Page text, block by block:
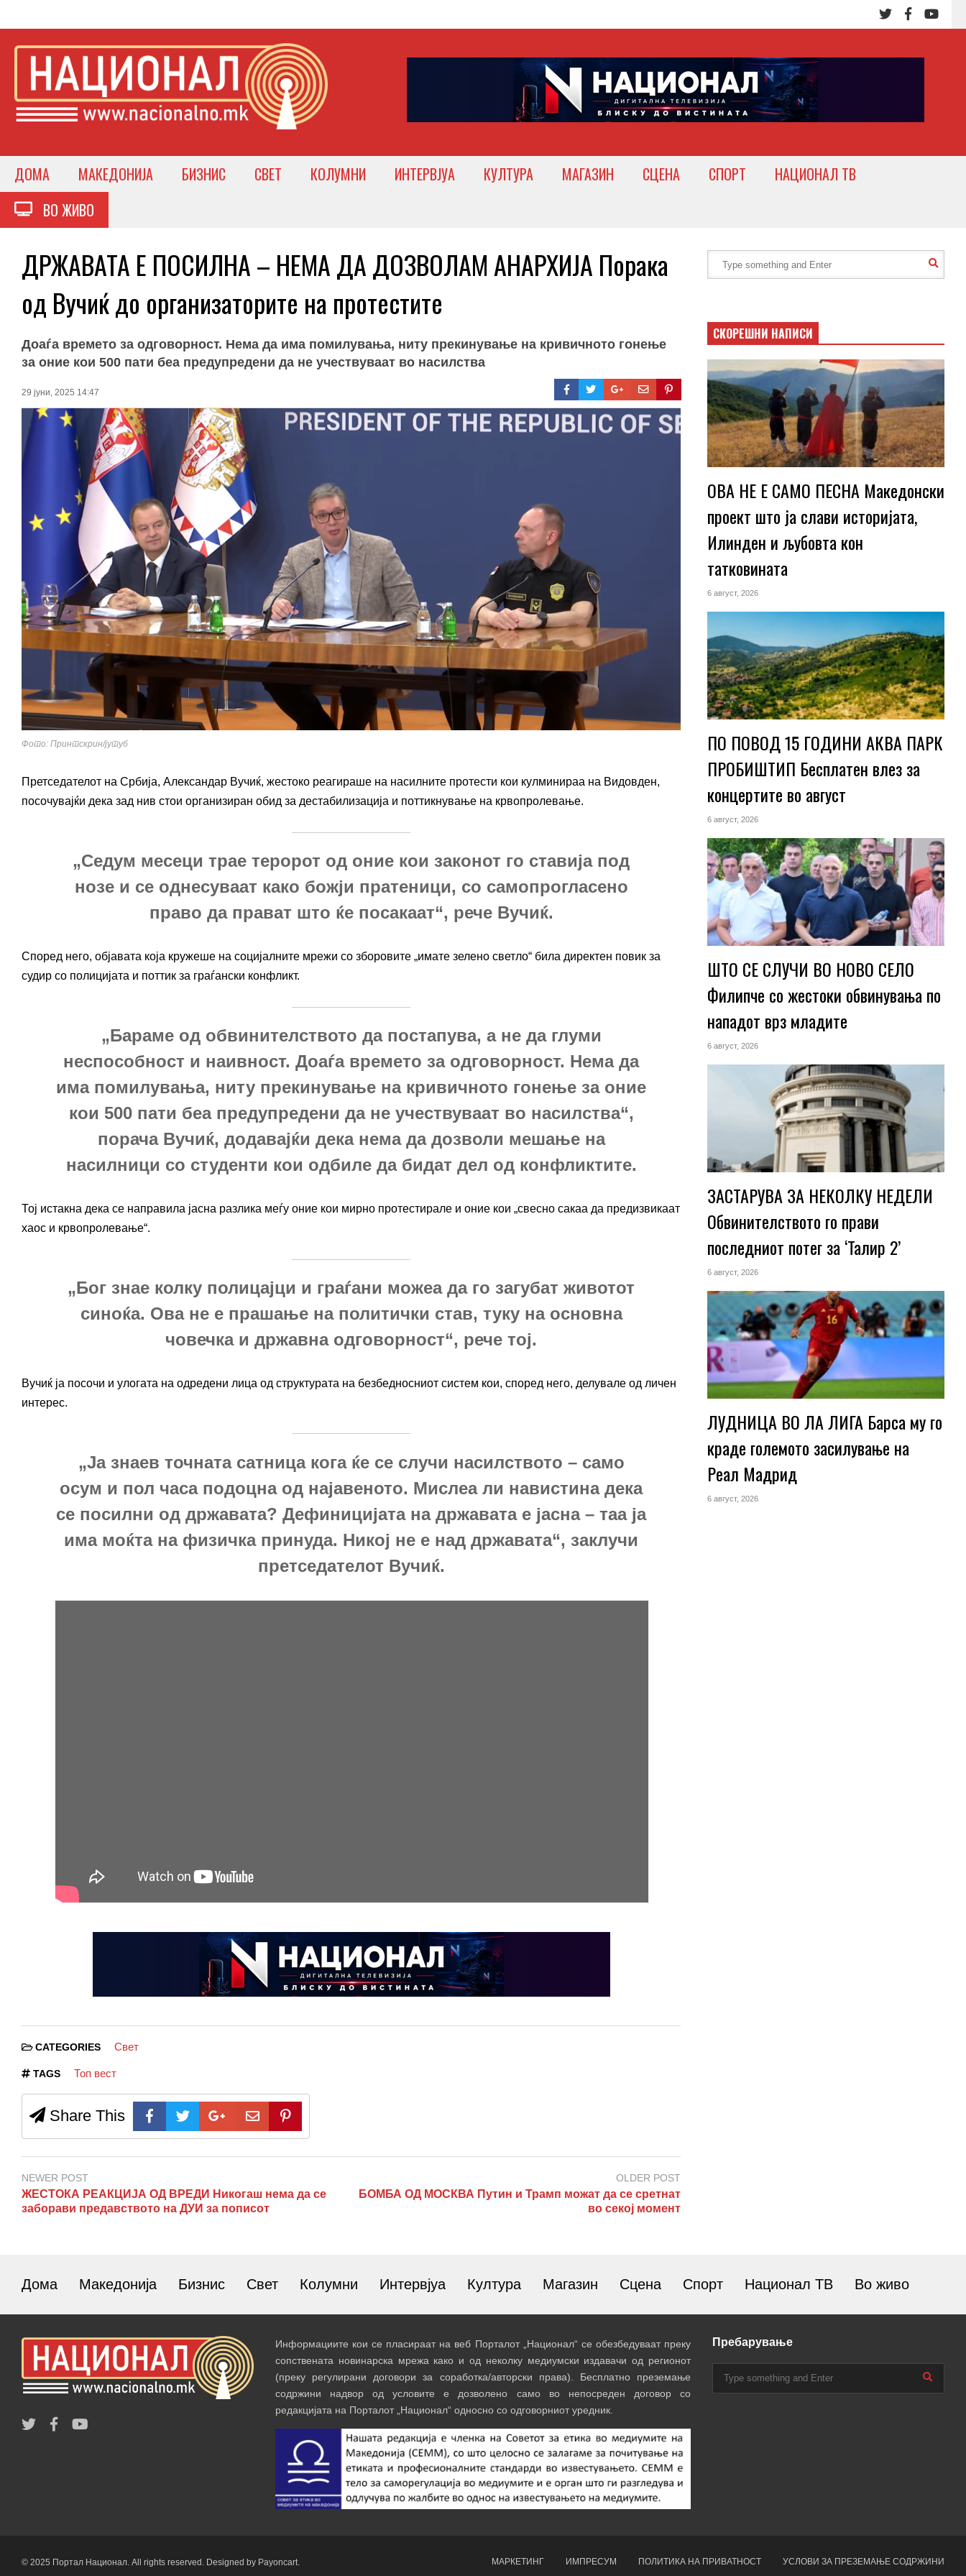
ДОМА МАКЕДОНИЈА БИЗНИС СВЕТ КОЛУМНИ ИНТЕРВЈУА КУЛТУРА МАГАЗИН СЦЕНА СПОРТ
НАЦИОНАЛ ТВ
ВО ЖИВО
ДРЖАВАТА Е ПОСИЛНА – НЕМА ДА ДОЗВОЛАМ АНАРХИЈА Порака
од Вучиќ до организаторите на протестите
Доаѓа времето за одговорност. Нема да има помилувања, ниту прекинување на кривичното гонење
за оние кои 500 пати беа предупредени да не учествуваат во насилства
29 јуни, 2025 14:47
Фото: Принтскрин/јутуб
Претседателот на Србија, Александар Вучиќ, жестоко реагираше на насилните протести кои кулминираа на Видовден,
посочувајќи дека зад нив стои организиран обид за дестабилизација и поттикнување на крвопролевање.
„Седум месеци трае теророт од оние кои законот го ставија под
нозе и се однесуваат како божји пратеници, со самопрогласено
право да прават што ќе посакаат“, рече Вучиќ.
Според него, објавата која кружеше на социјалните мрежи со зборовите „имате зелено светло“ била директен повик за
судир со полицијата и поттик за граѓански конфликт.
„Бараме од обвинителството да постапува, а не да глуми
неспособност и наивност. Доаѓа времето за одговорност. Нема да
има помилувања, ниту прекинување на кривичното гонење за оние
кои 500 пати беа предупредени да не учествуваат во насилства“,
порача Вучиќ, додавајќи дека нема да дозволи мешање на
насилници со студенти кои одбиле да бидат дел од конфликтите.
Тој истакна дека се направила јасна разлика меѓу оние кои мирно протестирале и оние кои „свесно сакаа да предизвикаат
хаос и крвопролевање“.
„Бог знае колку полицајци и граѓани можеа да го загубат животот
синоќа. Ова не е прашање на политички став, туку на основна
човечка и државна одговорност“, рече тој.
Вучиќ ја посочи и улогата на одредени лица од структурата на безбедносниот систем кои, според него, делувале од личен
интерес.
„Ја знаев точната сатница кога ќе се случи насилството – само
осум и пол часа подоцна од најавеното. Мислеа ли навистина дека
се посилни од државата? Дефиницијата на државата е јасна – таа ја
има моќта на физичка принуда. Никој не е над државата“, заклучи
претседателот Вучиќ.
CATEGORIES Свет
TAGS Топ вест
Share This
NEWER POST
ЖЕСТОКА РЕАКЦИЈА ОД ВРЕДИ Никогаш нема да се
заборави предавството на ДУИ за пописот
OLDER POST
БОМБА ОД МОСКВА Путин и Трамп можат да се сретнат
во секој момент
СКОРЕШНИ НАПИСИ
ОВА НЕ Е САМО ПЕСНА Македонски
проект што ја слави историјата,
Илинден и љубовта кон
татковината
6 август, 2026
ПО ПОВОД 15 ГОДИНИ АКВА ПАРК
ПРОБИШТИП Бесплатен влез за
концертите во август
6 август, 2026
ШТО СЕ СЛУЧИ ВО НОВО СЕЛО
Филипче со жестоки обвинувања по
нападот врз младите
6 август, 2026
ЗАСТАРУВА ЗА НЕКОЛКУ НЕДЕЛИ
Обвинителството го прави
последниот потег за ‘Талир 2’
6 август, 2026
ЛУДНИЦА ВО ЛА ЛИГА Барса му го
краде големото засилување на
Реал Мадрид
6 август, 2026
Дома Македонија Бизнис Свет Колумни Интервјуа Култура Магазин Сцена Спорт Национал ТВ Во живо
Информациите кои се пласираат на веб Порталот „Национал“ се обезбедуваат преку
сопствената новинарска мрежа како и од неколку медиумски издавачи од регионот
(преку регулирани договори за соработка/авторски права). Бесплатно преземање
содржини надвор од условите е дозволено само во непосреден договор со
редакцијата на Порталот „Национал“ односно со одговорниот уредник.
Пребарување
© 2025 Портал Национал. All rights reserved. Designed by Payoncart. МАРКЕТИНГ ИМПРЕСУМ ПОЛИТИКА НА ПРИВАТНОСТ УСЛОВИ ЗА ПРЕЗЕМАЊЕ СОДРЖИНИ